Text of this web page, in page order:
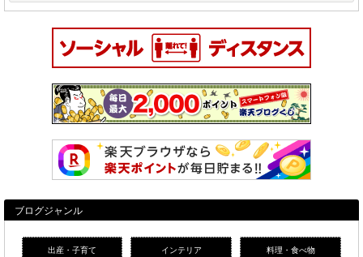
ブログジャンル
出産・子育て インテリア 料理・食べ物